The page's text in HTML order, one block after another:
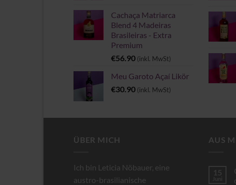
Cachaça Matriarca
Blend 4 Madeiras
Brasileiras - Extra
Premium
€56.90 (inkl. MwSt)
Meu Garoto Açaí Likör
€30.90 (inkl. MwSt)
ÜBER MICH
Ich bin Leticia Nöbauer, eine
austro-brasilianische
AUS
15
Juni